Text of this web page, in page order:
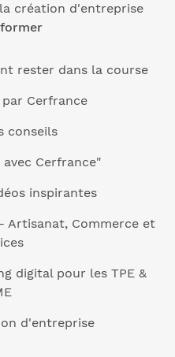
création d'entreprise
rester dans la course
Cerfrance
conseils
Cerfrance"
inspirantes
Artisanat, Commerce et
digital pour les TPE &
d'entreprise